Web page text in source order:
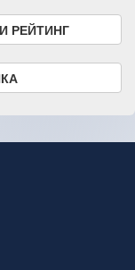
РЕЙТИНГ